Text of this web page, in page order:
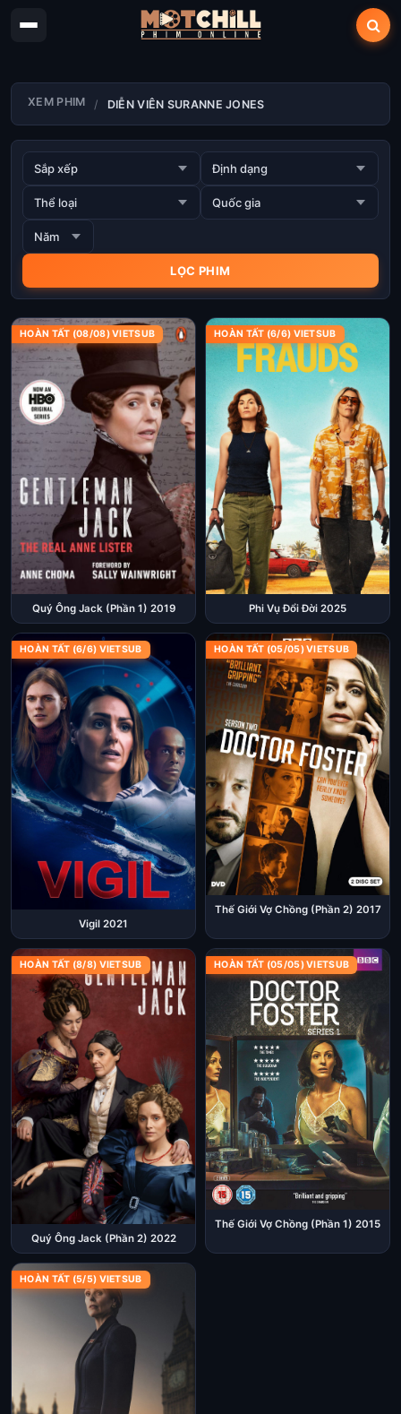
XEM PHIM DIỄN VIÊN SURANNE JONES
HOÀN TẤT (08/08) VIETSUB
Quý Ông Jack (Phần 1) 2019
HOÀN TẤT (6/6) VIETSUB
Phi Vụ Đổi Đời 2025
HOÀN TẤT (6/6) VIETSUB
Vigil 2021
HOÀN TẤT (05/05) VIETSUB
Thế Giới Vợ Chồng (Phần 2) 2017
HOÀN TẤT (8/8) VIETSUB
Quý Ông Jack (Phần 2) 2022
HOÀN TẤT (05/05) VIETSUB
Thế Giới Vợ Chồng (Phần 1) 2015
HOÀN TẤT (5/5) VIETSUB